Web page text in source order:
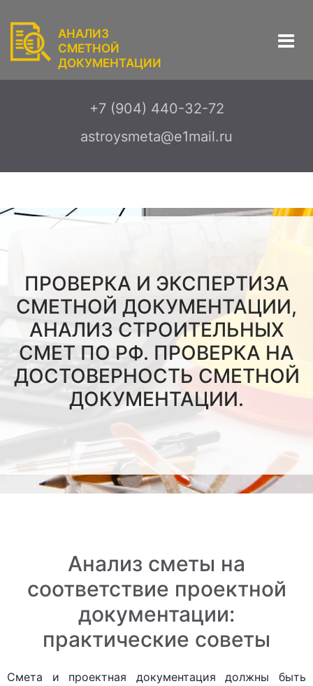
АНАЛИЗ
СМЕТНОЙ
ДОКУМЕНТАЦИИ
+7 (904) 440-32-72
astroysmeta@e1mail.ru
ПРОВЕРКА И ЭКСПЕРТИЗА
СМЕТНОЙ ДОКУМЕНТАЦИИ,
АНАЛИЗ СТРОИТЕЛЬНЫХ
СМЕТ ПО РФ. ПРОВЕРКА НА
ДОСТОВЕРНОСТЬ СМЕТНОЙ
ДОКУМЕНТАЦИИ.
Анализ сметы на
соответствие проектной
документации:
практические советы
Смета и проектная документация должны быть